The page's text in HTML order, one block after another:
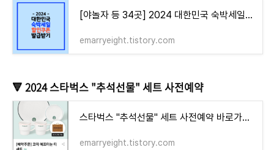
[야놀자 등 34곳] 2024 대한민국 숙박세일페스타 "할인쿠폰" 받기 바로가기
emarryeight.tistory.com
🔻 2024 스타벅스 "추석선물" 세트 사전예약
스타벅스 "추석선물" 세트 사전예약 바로가기(3~4만원대 구경하기!)
emarryeight.tistory.com